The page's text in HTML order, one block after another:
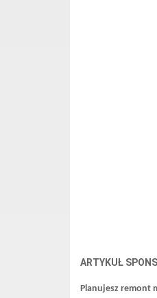
ARTYKUŁ
Planujesz remont